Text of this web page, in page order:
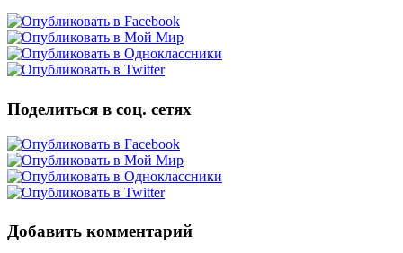
Поделиться в соц. сетях
Добавить комментарий